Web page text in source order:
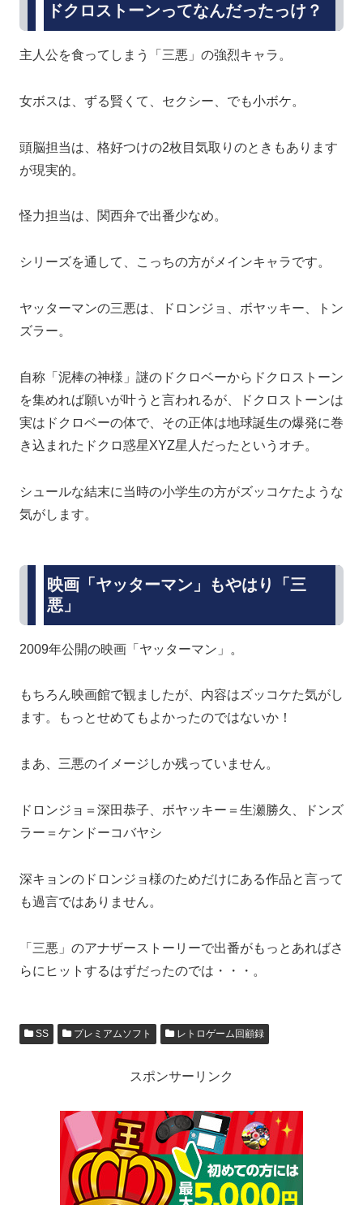
ドクロストーンってなんだったっけ？
主人公を食ってしまう「三悪」の強烈キャラ。
女ボスは、ずる賢くて、セクシー、でも小ボケ。
頭脳担当は、格好つけの2枚目気取りのときもあります
が現実的。
怪力担当は、関西弁で出番少なめ。
シリーズを通して、こっちの方がメインキャラです。
ヤッターマンの三悪は、ドロンジョ、ボヤッキー、トン
ズラー。
自称「泥棒の神様」謎のドクロベーからドクロストーン
を集めれば願いが叶うと言われるが、ドクロストーンは
実はドクロベーの体で、その正体は地球誕生の爆発に巻
き込まれたドクロ惑星XYZ星人だったというオチ。
シュールな結末に当時の小学生の方がズッコケたような
気がします。
映画「ヤッターマン」もやはり「三
悪」
2009年公開の映画「ヤッターマン」。
もちろん映画館で観ましたが、内容はズッコケた気がし
ます。もっとせめてもよかったのではないか！
まあ、三悪のイメージしか残っていません。
ドロンジョ＝深田恭子、ボヤッキー＝生瀬勝久、ドンズ
ラー＝ケンドーコバヤシ
深キョンのドロンジョ様のためだけにある作品と言って
も過言ではありません。
「三悪」のアナザーストーリーで出番がもっとあればさ
らにヒットするはずだったのでは・・・。
SS プレミアムソフト レトロゲーム回顧録
スポンサーリンク